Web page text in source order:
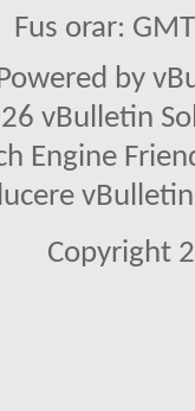
Fus orar:
by
vBulletin
Engine
Copyright